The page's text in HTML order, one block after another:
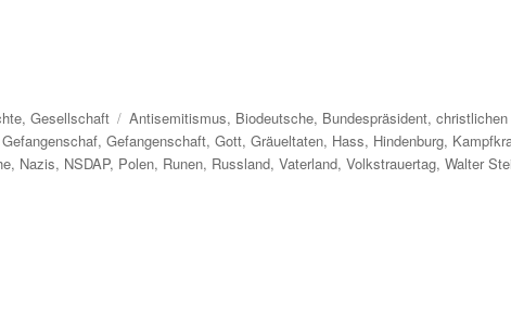
,Gesellschaft Schlagwörter
Antisemitismus, Biodeutsche, Bundespräsident,christlichen
Gefangenschaf,Gefangenschaft,Gott,Gräueltaten, Hass, Hindenburg,
, Nazis, NSDAP, Polen, Runen, Russland,Vaterland,Volkstrauertag,Walter